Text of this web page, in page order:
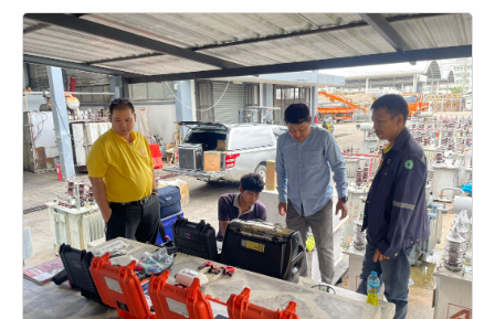
额外设备
CHOOSE AN INSTRUMENT
PRODUCT CATALOG